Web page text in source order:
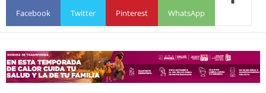
Facebook Twitter Pinterest WhatsApp